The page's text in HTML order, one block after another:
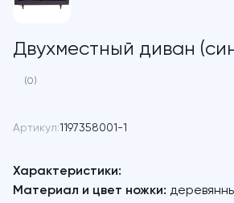
Двухместный диван
(0)
Артикул:1197358001-1
Характеристики:
Материал и цвет ножки: